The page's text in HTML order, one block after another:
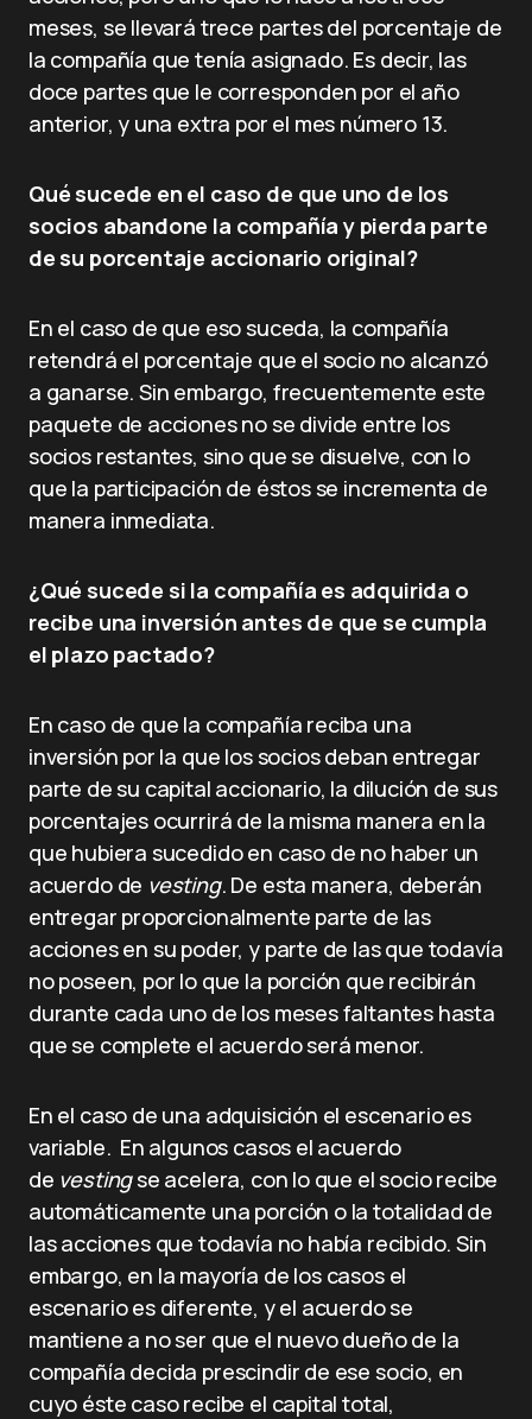
meses, se llevará trece partes del porcentaje de
la compañía que tenía asignado. Es decir, las
doce partes que le corresponden por el año
anterior, y una extra por el mes número 13.
Qué sucede en el caso de que uno de los
socios abandone la compañía y pierda parte
de su porcentaje accionario original?
En el caso de que eso suceda, la compañía
retendrá el porcentaje que el socio no alcanzó
a ganarse. Sin embargo, frecuentemente este
paquete de acciones no se divide entre los
socios restantes, sino que se disuelve, con lo
que la participación de éstos se incrementa de
manera inmediata.
¿Qué sucede si la compañía es adquirida o
recibe una inversión antes de que se cumpla
el plazo pactado?
En caso de que la compañía reciba una
inversión por la que los socios deban entregar
parte de su capital accionario, la dilución de sus
porcentajes ocurrirá de la misma manera en la
que hubiera sucedido en caso de no haber un
acuerdo de vesting. De esta manera, deberán
entregar proporcionalmente parte de las
acciones en su poder, y parte de las que todavía
no poseen, por lo que la porción que recibirán
durante cada uno de los meses faltantes hasta
que se complete el acuerdo será menor.
En el caso de una adquisición el escenario es
variable. En algunos casos el acuerdo
de vestingse acelera, con lo que el socio recibe
automáticamente una porción o la totalidad de
las acciones que todavía no había recibido. Sin
embargo, en la mayoría de los casos el
escenario es diferente, y el acuerdo se
mantiene a no ser que el nuevo dueño de la
compañía decida prescindir de ese socio, en
cuyo éste caso recibe el capital total,